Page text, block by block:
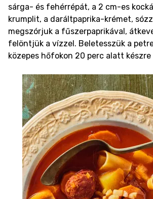
sárga- és fehérrépát, a 2 cm-es
krumplit, a daráltpaprika-krémet,
megszórjuk a fűszerpaprikával,
felöntjük a vízzel. Beletesszük a
közepes hőfokon 20 perc alatt